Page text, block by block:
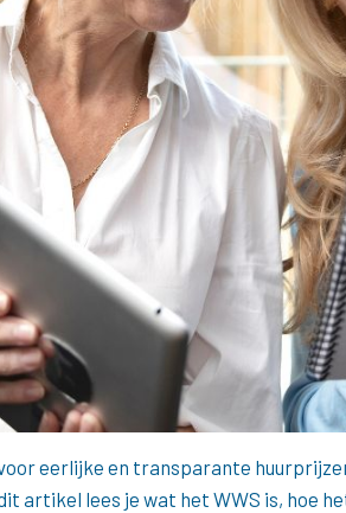
eerlijke en transparante
artikel lees je wat het WWS is, hoe